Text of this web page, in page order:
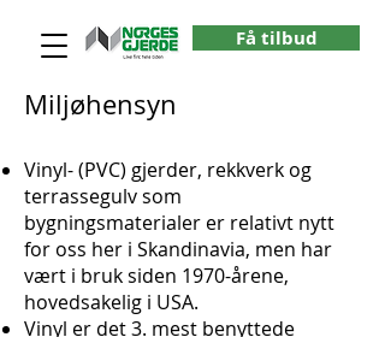
Få tilbud
Miljøhensyn
Vinyl- (PVC) gjerder, rekkverk og
terrassegulv som
bygningsmaterialer er relativt nytt
for oss her i Skandinavia, men har
vært i bruk siden 1970-årene,
hovedsakelig i USA.
Vinyl er det 3. mest benyttede